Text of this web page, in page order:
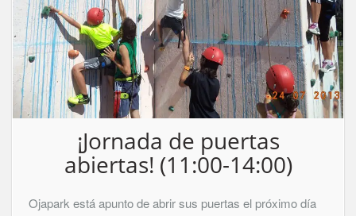
¡Jornada de puertas
abiertas! (11:00-14:00)
Ojapark está apunto de abrir sus puertas el próximo día